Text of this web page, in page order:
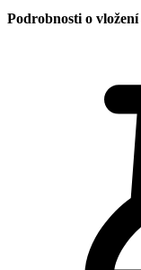
Podrobnosti o vložení